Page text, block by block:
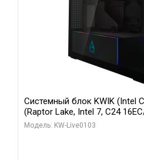
Системный блок KWIK (Intel
(Raptor Lake, Intel 7, C24
модуля)/ Afox RTX4090 24GB
Модель: KW-Live0103